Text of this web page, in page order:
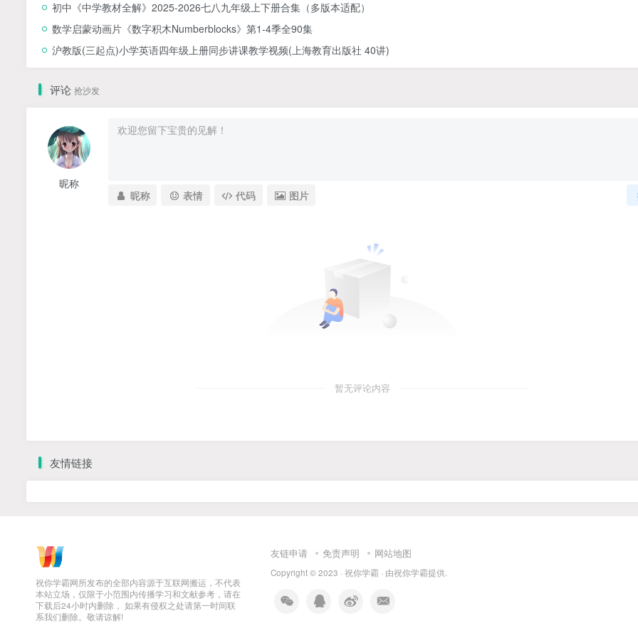
初中《中学教材全解》2025-2026七八九年级上下册合集（多版本适配）
数学启蒙动画片《数字积木Numberblocks》第1-4季全90集
沪教版(三起点)小学英语四年级上册同步讲课教学视频(上海教育出版社 40讲)
评论 抢沙发
昵称
昵称 表情 代码 图片
暂无评论内容
友情链接
祝你学霸网所发布的全部内容源于互联网搬运，不代表
本站立场，仅限于小范围内传播学习和文献参考，请在
下载后24小时内删除， 如果有侵权之处请第一时间联
系我们删除。敬请谅解!
友链申请 免责声明 网站地图
Copyright © 2023 · 祝你学霸 · 由祝你学霸提供.